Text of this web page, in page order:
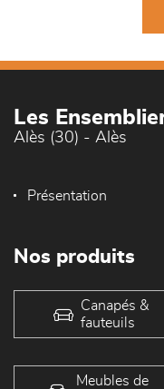
Les
Alès (30) - Alès
Présentation
Nos produits
Canapés &
fauteuils
Meubles de